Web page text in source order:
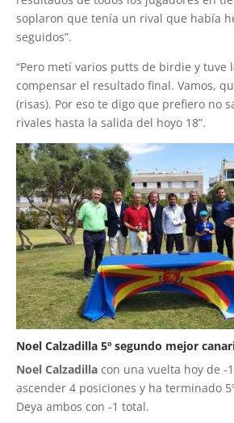
soplaron que tenía un rival que había
seguidos”.
“Pero metí varios putts de birdie y tuve
compensar el resultado final. Vamos,
(risas). Por eso te digo que prefiero no
rivales hasta la salida del hoyo 18”.
Noel Calzadilla 5º segundo mejor
Noel Calzadilla con una vuelta hoy de -
ascender 4 posiciones y ha terminado
Deya ambos con -1 total.